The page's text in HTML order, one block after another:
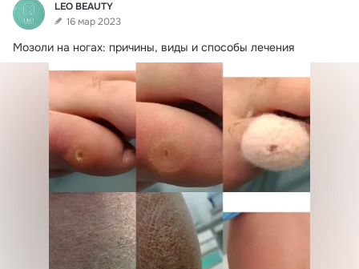
Фид
LEO BEAUTY
16 мар 2023
Мозоли на ногах: причины, виды и способы лечения